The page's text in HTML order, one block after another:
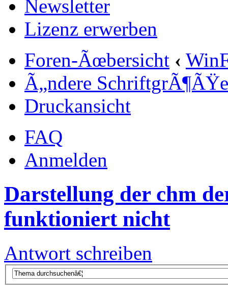
Newsletter
Lizenz erwerben
Foren-Ãœbersicht ‹
Ã„ndere SchriftgrÃ¶ÃŸe
Druckansicht
FAQ
Anmelden
Darstellung der chm
funktioniert nicht
Antwort schreiben